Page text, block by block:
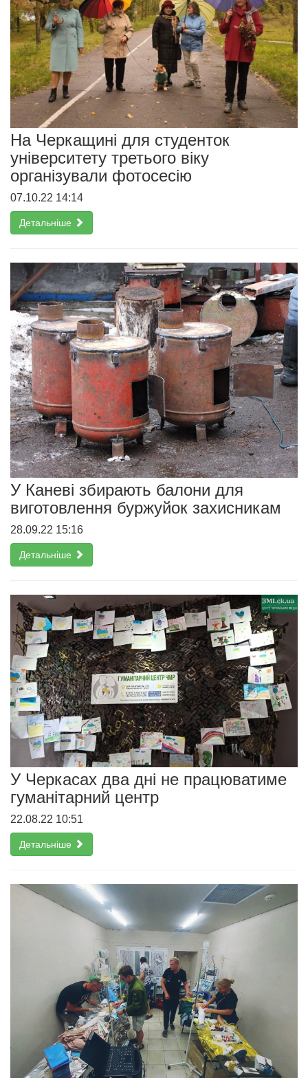
На Черкащині для студенток
університету третього віку
організували фотосесію
07.10.22 14:14
Детальніше
У Каневі збирають балони для
виготовлення буржуйок захисникам
28.09.22 15:16
Детальніше
У Черкасах два дні не працюватиме
гуманітарний центр
22.08.22 10:51
Детальніше